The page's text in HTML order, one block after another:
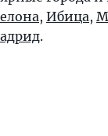
, Ибица,
.